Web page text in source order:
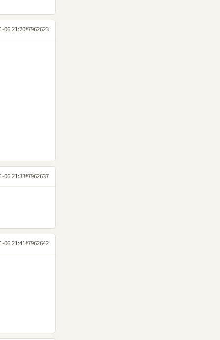
06 21:20#7962623
06 21:33#7962637
06 21:41#7962642